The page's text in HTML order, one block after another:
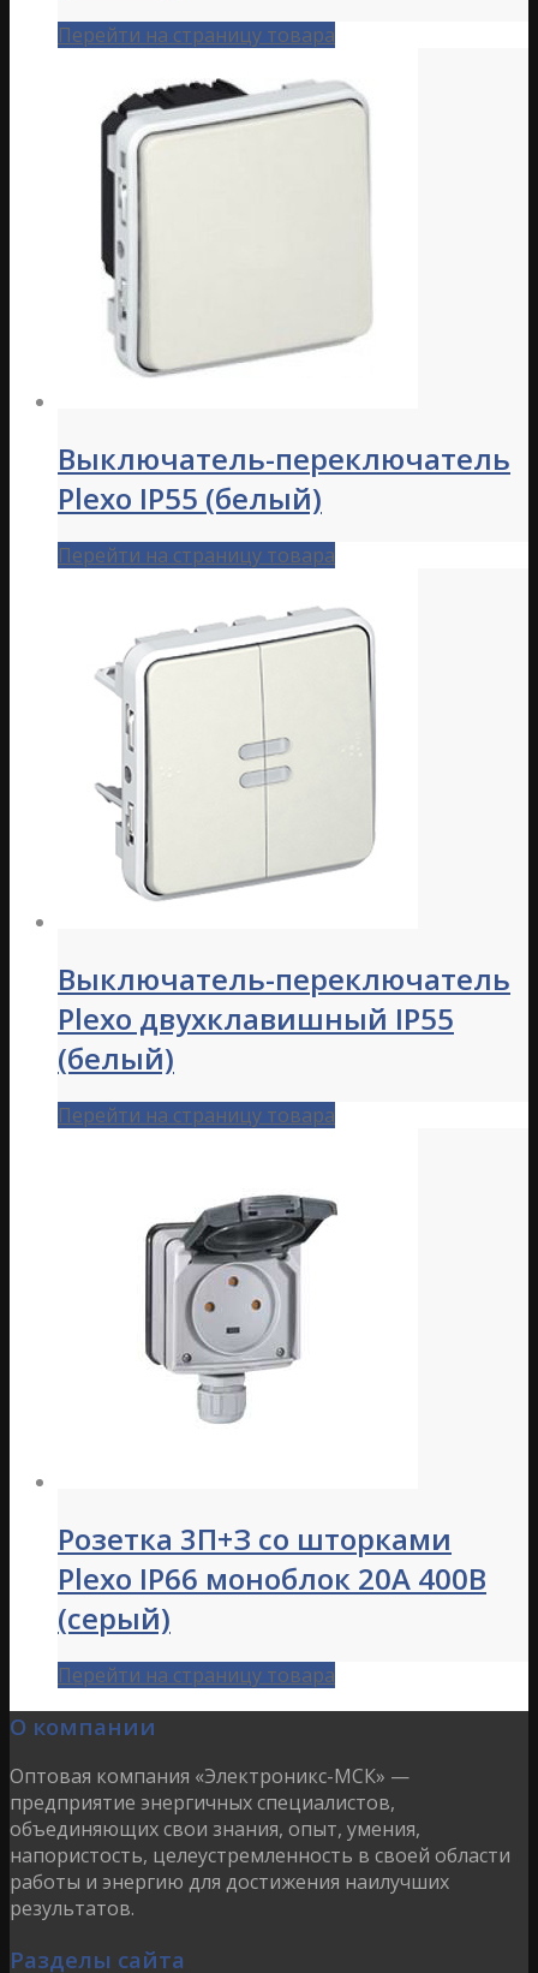
Перейти на страницу товара
Выключатель-переключатель
Plexo IP55 (белый)
Перейти на страницу товара
Выключатель-переключатель
Plexo двухклавишный IP55
(белый)
Перейти на страницу товара
Розетка 3П+З со шторками
Plexo IP66 моноблок 20A 400В
(серый)
Перейти на страницу товара
О компании
Оптовая компания «Электроникс-МСК» —
предприятие энергичных специалистов,
объединяющих свои знания, опыт, умения,
напористость, целеустремленность в своей области
работы и энергию для достижения наилучших
результатов.
Разделы сайта